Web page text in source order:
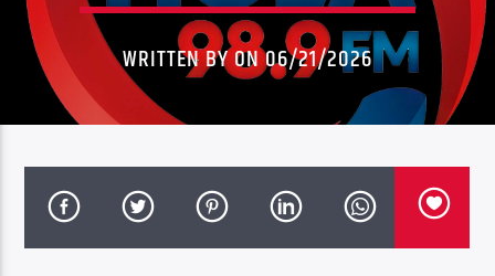
OPINIÓN
SELVA
WRITTEN BY ON 06/21/2026